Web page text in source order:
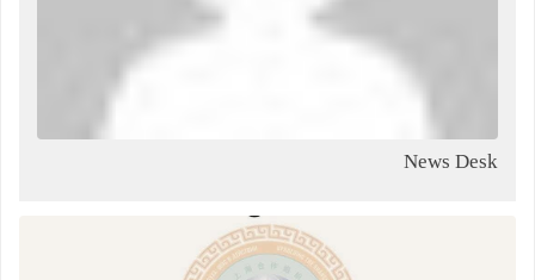
News Desk